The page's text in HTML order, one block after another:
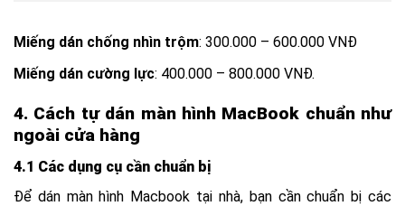
Miếng dán chống nhìn trộm: 300.000 – 600.000 VNĐ
Miếng dán cường lực: 400.000 – 800.000 VNĐ.
4. Cách tự dán màn hình MacBook chuẩn như
ngoài cửa hàng
4.1 Các dụng cụ cần chuẩn bị
Để dán màn hình Macbook tại nhà, bạn cần chuẩn bị các